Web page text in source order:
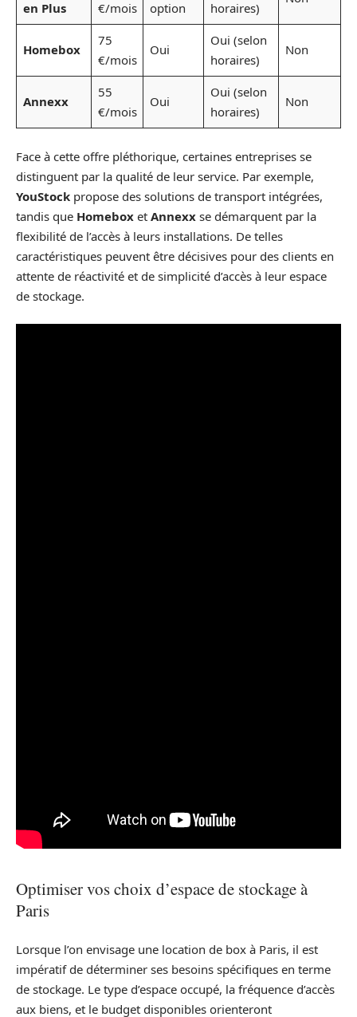
en Plus €/mois option horaires)
Homebox
75
€/mois
Oui
Oui (selon
horaires)
Non
Annexx
55
€/mois
Oui
Oui (selon
horaires)
Non
Face à cette offre pléthorique, certaines entreprises se
distinguent par la qualité de leur service. Par exemple,
YouStock propose des solutions de transport intégrées,
tandis que Homebox et Annexx se démarquent par la
flexibilité de l’accès à leurs installations. De telles
caractéristiques peuvent être décisives pour des clients en
attente de réactivité et de simplicité d’accès à leur espace
de stockage.
Optimiser vos choix d’espace de stockage à
Paris
Lorsque l’on envisage une location de box à Paris, il est
impératif de déterminer ses besoins spécifiques en terme
de stockage. Le type d’espace occupé, la fréquence d’accès
aux biens, et le budget disponibles orienteront